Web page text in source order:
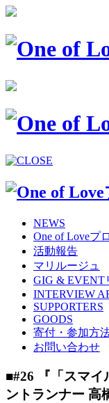
NEWS
One of Loveプ
活動報告
マリルージュ
GIG & EVENT
INTERVIEW
SUPPORTERS
GOODS
寄付・参加方
お問い合わせ
■#26 『「スマイ
ントランナー 高